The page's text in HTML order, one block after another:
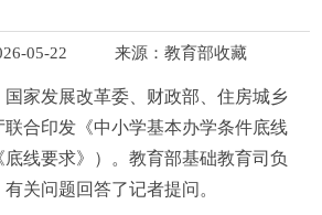
05-22 来源： 教育部收藏
发展改革委、财政部、住房城乡
合印发《中小学基本办学条件底线
线要求》）。教育部基础教育司负
关问题回答了记者提问。